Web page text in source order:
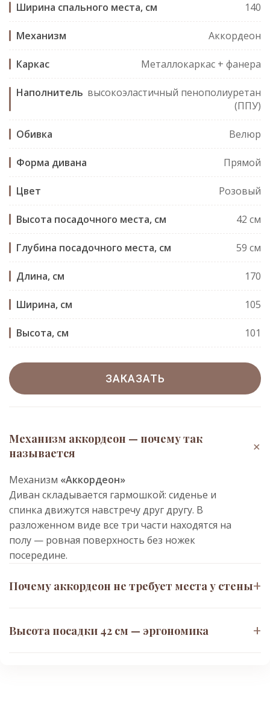
Ширина спального места, см 140
Механизм Аккордеон
Каркас Металлокаркас + фанера
Наполнитель высокоэластичный пенополиуретан
(ППУ)
Обивка Велюр
Форма дивана Прямой
Цвет Розовый
Высота посадочного места, см 42 см
Глубина посадочного места, см 59 см
Длина, см 170
Ширина, см 105
Высота, см 101
ЗАКАЗАТЬ
Механизм аккордеон — почему так
называется
+
Механизм «Аккордеон»
Диван складывается гармошкой: сиденье и
спинка движутся навстречу друг другу. В
разложенном виде все три части находятся на
полу — ровная поверхность без ножек
посередине.
Почему аккордеон не требует места у стены+
В отличие от еврокнижки, дивану не нужно
Высота посадки 42 см — эргономика +